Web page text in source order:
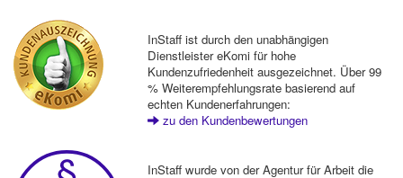
InStaff ist durch den unabhängigen
Dienstleister eKomi für hohe
Kundenzufriedenheit ausgezeichnet. Über 99
% Weiterempfehlungsrate basierend auf
echten Kundenerfahrungen:
zu den Kundenbewertungen
InStaff wurde von der Agentur für Arbeit die